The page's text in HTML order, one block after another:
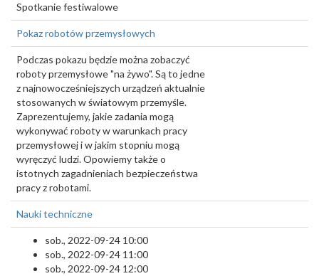
Spotkanie festiwalowe
Pokaz robotów przemysłowych
Podczas pokazu będzie można zobaczyć
roboty przemysłowe "na żywo". Są to jedne
z najnowocześniejszych urządzeń aktualnie
stosowanych w światowym przemyśle.
Zaprezentujemy, jakie zadania mogą
wykonywać roboty w warunkach pracy
przemysłowej i w jakim stopniu mogą
wyręczyć ludzi. Opowiemy także o
istotnych zagadnieniach bezpieczeństwa
pracy z robotami.
Nauki techniczne
sob., 2022-09-24 10:00
sob., 2022-09-24 11:00
sob., 2022-09-24 12:00